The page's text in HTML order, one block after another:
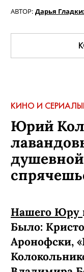
АВТОР: Дарья
КИНО И СЕРИАЛЫ
Юрий
Нашего Юру
Было:
Аронофски,